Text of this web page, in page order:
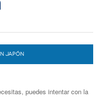
JAPÓN
puedes intentar con la